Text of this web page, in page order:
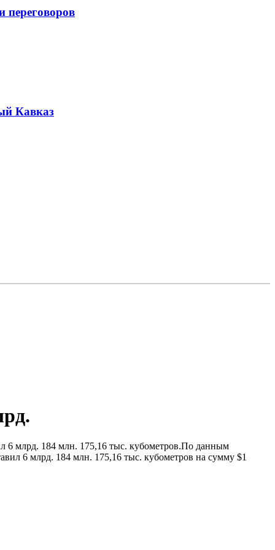
переговоров
Кавказ
6 млрд. 184 млн. 175,16 тыс. кубометров.По данным
6 млрд. 184 млн. 175,16 тыс. кубометров на сумму $1